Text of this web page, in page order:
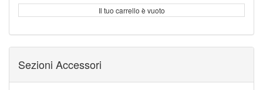
Il tuo carrello è vuoto
Sezioni Accessori